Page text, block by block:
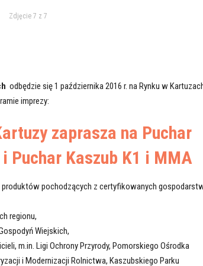
Zdjęcie 7 z 7
odbędzie się 1 października 2016 r. na Rynku w
imprezy:
zaprasza na Puchar
Puchar Kaszub K1 i MMA
pochodzących z certyfikowanych
regionu,
Wiejskich,
m.in. Ligi Ochrony Przyrody, Pomorskiego Ośrodka
i Modernizacji Rolnictwa, Kaszubskiego Parku